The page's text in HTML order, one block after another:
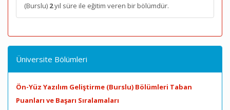
(Burslu) 2yıl süre ile eğitim veren bir bölümdür.
Üniversite Bölümleri
Ön-Yüz Yazılım Geliştirme (Burslu) Bölümleri Taban
Puanları ve Başarı Sıralamaları